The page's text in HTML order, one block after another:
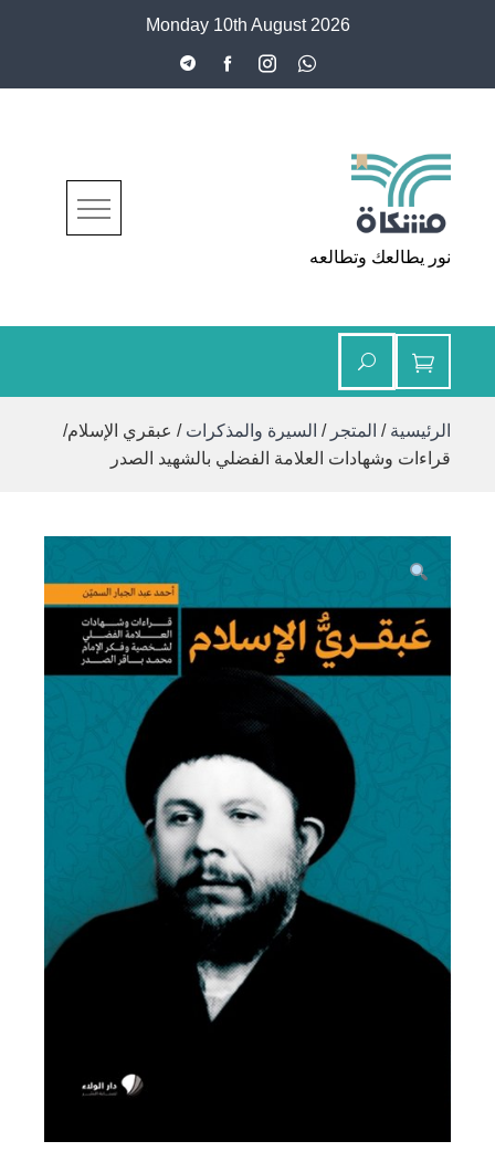
Monday 10th August 2026
مشكاة
نور يطالعك وتطالعه
الرئيسية / المتجر / السيرة والمذكرات / عبقري الإسلام/
قراءات وشهادات العلامة الفضلي بالشهيد الصدر